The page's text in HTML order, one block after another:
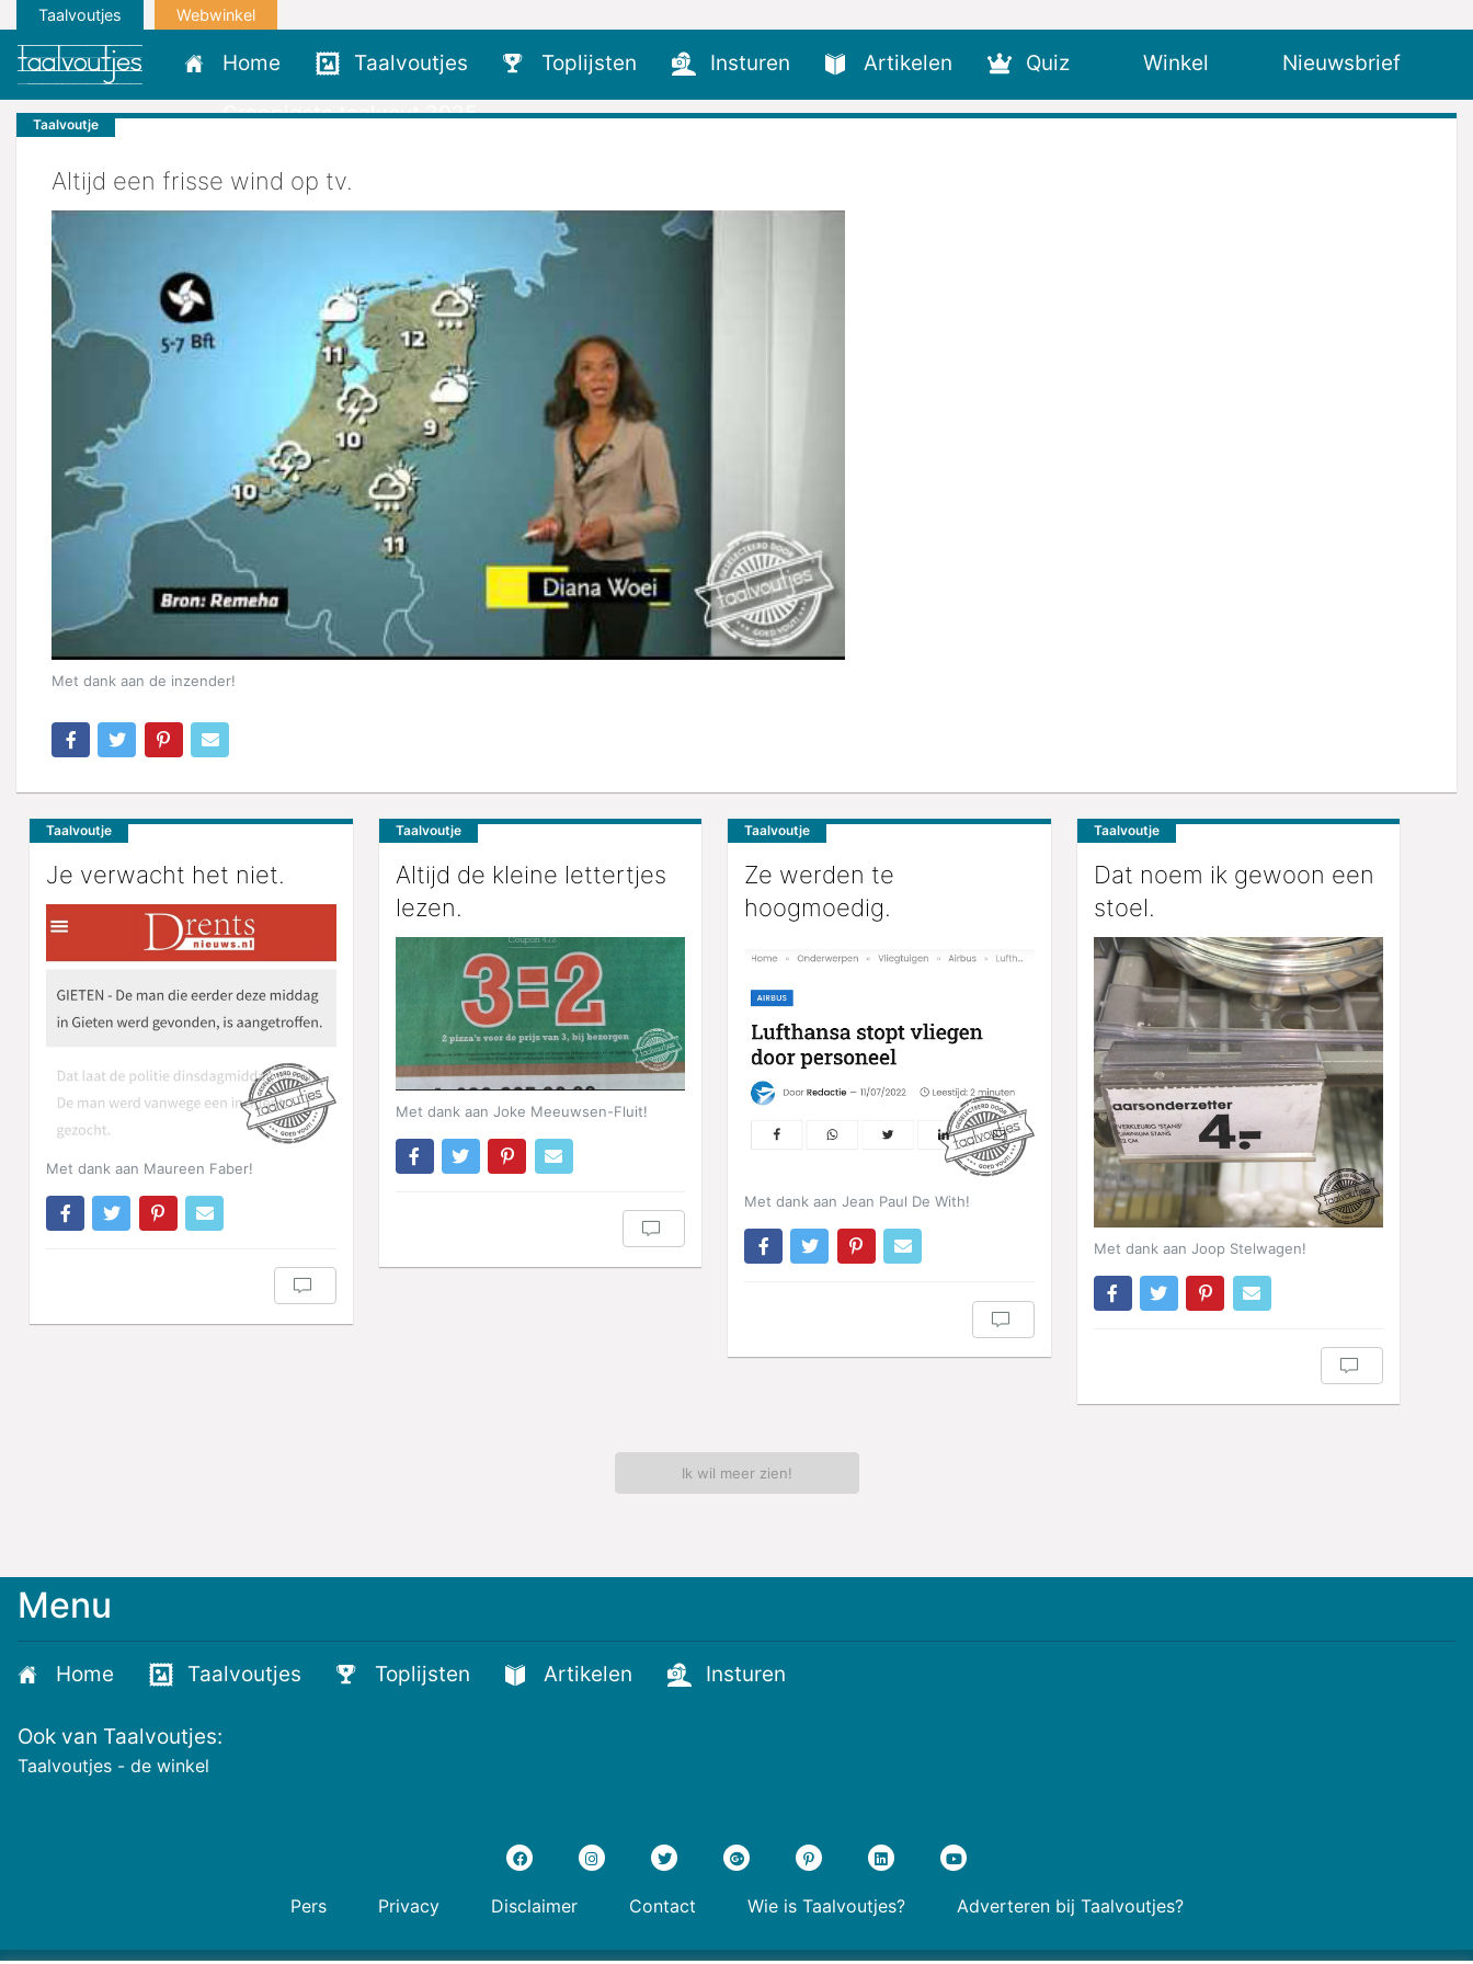
Taalvoutjes Webwinkel
Home Taalvoutjes Toplijsten Insturen Artikelen Quiz Winkel
Nieuwsbrief
Grappigste taalvout 2025
Taalvoutje
Altijd een frisse wind op tv.
Met dank aan de inzender!
Taalvoutje
Je verwacht het niet.
Met dank aan Maureen Faber!
Taalvoutje
Altijd de kleine lettertjes
lezen.
Met dank aan Joke Meeuwsen-Fluit!
Taalvoutje
Ze werden te
hoogmoedig.
Met dank aan Jean Paul De With!
Taalvoutje
Dat noem ik gewoon een
stoel.
Met dank aan Joop Stelwagen!
Ik wil meer zien!
Meld
voor
nieuwste
voutjes
Menu
Home Taalvoutjes Toplijsten Artikelen Insturen
Ook van Taalvoutjes:
Taalvoutjes - de winkel
Pers Privacy Disclaimer Contact Wie is Taalvoutjes? Adverteren bij Taalvoutjes?